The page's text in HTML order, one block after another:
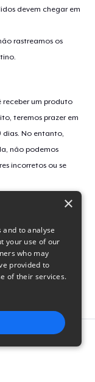
devem chegar em
rastreamos os
receber um produto
teremos prazer em
dias. No entanto,
não podemos
incorretos ou se
×
and to analyse
your use of our
who may
provided to
of their services.